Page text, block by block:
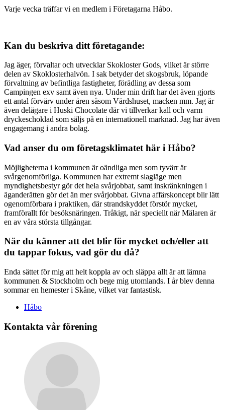
Varje vecka träffar vi en medlem i Företagarna Håbo.
Kan du beskriva ditt företagande:
Jag äger, förvaltar och utvecklar Skokloster Gods, vilket är större
delen av Skoklosterhalvön. I sak betyder det skogsbruk, löpande
förvaltning av befintliga fastigheter, förädling av dessa som
Campingen exv samt även nya. Under min drift har det även gjorts
ett antal förvärv under åren såsom Värdshuset, macken mm. Jag är
även delägare i Huski Chocolate där vi tillverkar kall och varm
dryckeschoklad som säljs på en internationell marknad. Jag har även
engagemang i andra bolag.
Vad anser du om företagsklimatet här i Håbo?
Möjligheterna i kommunen är oändliga men som tyvärr är
svårgenomförliga. Kommunen har extremt slagläge men
myndighetsbestyr gör det hela svårjobbat, samt inskränkningen i
äganderätten gör det än mer svårjobbat. Givna affärskoncept blir lätt
ogenomförbara i praktiken, där strandskyddet förstör mycket,
framförallt för besöksnäringen. Tråkigt, när speciellt när Mälaren är
en av våra största tillgångar.
När du känner att det blir för mycket och/eller att
du tappar fokus, vad gör du då?
Enda sättet för mig att helt koppla av och släppa allt är att lämna
kommunen & Stockholm och bege mig utomlands. I år blev denna
sommar en hemester i Skåne, vilket var fantastisk.
Håbo
Kontakta vår förening